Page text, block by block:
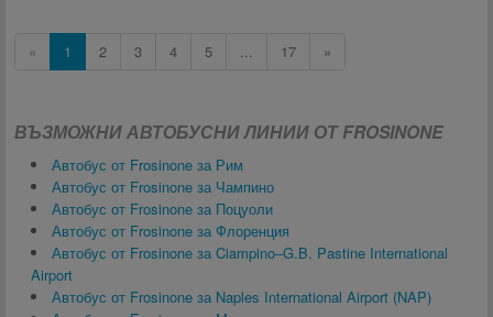
« 1 2 3 4 5 ... 17 »
ВЪЗМОЖНИ АВТОБУСНИ ЛИНИИ ОТ FROSINONE
Автобус от Frosinone за Рим
Автобус от Frosinone за Чампино
Автобус от Frosinone за Поцуоли
Автобус от Frosinone за Флоренция
Автобус от Frosinone за Ciampino–G.B. Pastine International
Airport
Автобус от Frosinone за Naples International Airport (NAP)